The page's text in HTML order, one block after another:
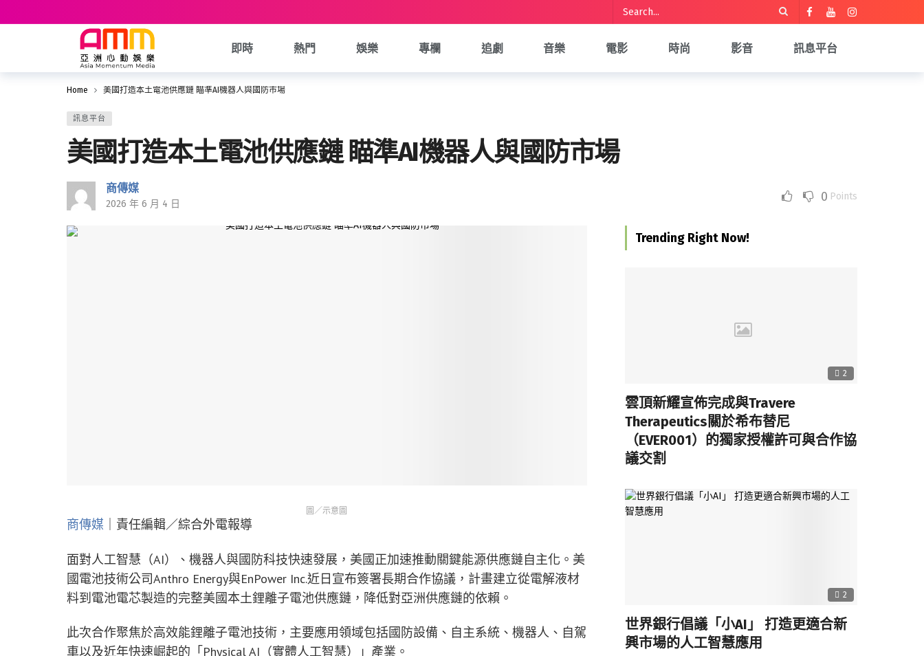
即時 熱門 娛樂 專欄 追劇 音樂 電影 時尚 影音 訊息平台
Home 美國打造本土電池供應鏈 瞄準AI機器人與國防市場
訊息平台
美國打造本土電池供應鏈 瞄準AI機器人與國防市場
商傳媒
2026 年 6 月 4 日 0 Points
圖／示意圖
商傳媒 ｜責任編輯／綜合外電報導
面對人工智慧（AI）、機器人與國防科技快速發展，美國正加速推動關鍵能源供應鏈自主化。美
國電池技術公司Anthro Energy與EnPower Inc.近日宣布簽署長期合作協議，計畫建立從電解液材
料到電池電芯製造的完整美國本土鋰離子電池供應鏈，降低對亞洲供應鏈的依賴。
此次合作聚焦於高效能鋰離子電池技術，主要應用領域包括國防設備、自主系統、機器人、自駕
車以及近年快速崛起的「Physical AI（實體人工智慧）」產業。
Trending Right Now!
2
雲頂新耀宣佈完成與Travere
Therapeutics關於希布替尼
（EVER001）的獨家授權許可與合作協
議交割
2
世界銀行倡議「小AI」 打造更適合新
興市場的人工智慧應用